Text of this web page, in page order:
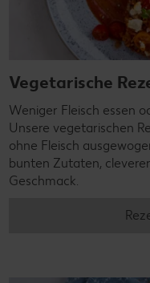
Vegetarische
Weniger Fleisch essen
Unsere vegetarischen
ohne Fleisch
bunten Zutaten,
Geschmack.